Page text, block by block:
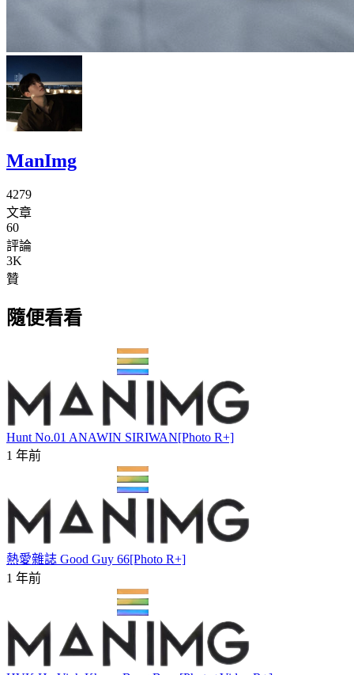
ManImg
4279
文章
60
評論
3K
贊
隨便看看
Hunt No.01 ANAWIN SIRIWAN[Photo R+]
1 年前
熱愛雜誌 Good Guy 66[Photo R+]
1 年前